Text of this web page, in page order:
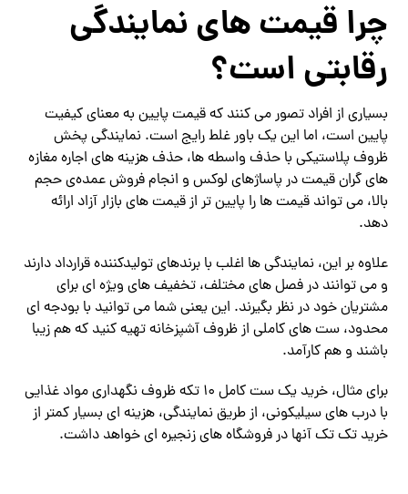
چرا قیمت‌ های نمایندگی
رقابتی است؟
بسیاری از افراد تصور می ‌کنند که قیمت پایین به معنای کیفیت
پایین است، اما این یک باور غلط رایج است. نمایندگی پخش
ظروف پلاستیکی با حذف واسطه‌ ها، حذف هزینه ‌های اجاره مغازه‌
های گران ‌قیمت در پاساژهای لوکس و انجام فروش عمده‌ی حجم
بالا، می ‌تواند قیمت ‌ها را پایین ‌تر از قیمت‌ های بازار آزاد ارائه
دهد.
علاوه بر این، نمایندگی ‌ها اغلب با برندهای تولیدکننده قرارداد دارند
و می ‌توانند در فصل‌ های مختلف، تخفیف ‌های ویژه ‌ای برای
مشتریان خود در نظر بگیرند. این یعنی شما می‌ توانید با بودجه ‌ای
محدود، ست‌ های کاملی از ظروف آشپزخانه تهیه کنید که هم زیبا
باشند و هم کارآمد.
برای مثال، خرید یک ست کامل ۱۰ تکه ظروف نگهداری مواد غذایی
با درب ‌های سیلیکونی، از طریق نمایندگی، هزینه ‌ای بسیار کمتر از
خرید تک ‌تک آنها در فروشگاه ‌های زنجیره‌ ای خواهد داشت.